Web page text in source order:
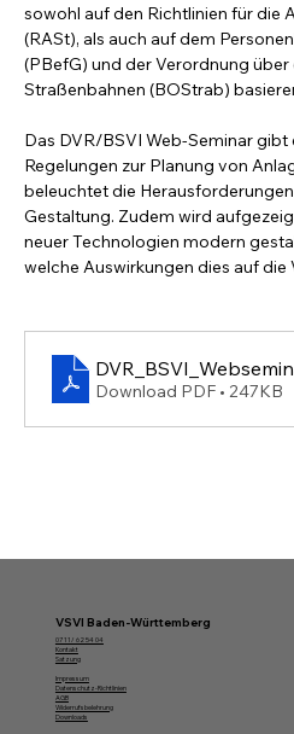
VSVI Baden-Württemberg
07 11/ 62 54 04
Kontakt
Satzung
Impressum
Datenschutz-Richtlinien
AGB
Widerrufsbelehrung
Downloads
sowohl auf den Richtlinien für die
(RASt), als auch auf dem
(PBefG) und der Verordnung
Straßenbahnen (BOStrab)
Das DVR/BSVI Web-Seminar gibt
Regelungen zur Planung von
beleuchtet die
Gestaltung. Zudem wird
neuer Technologien modern
welche Auswirkungen dies auf die
Download PDF • 247KB